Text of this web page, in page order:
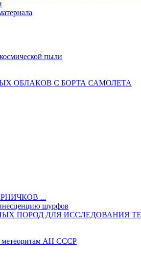
пыли
ОБЛАКОВ С БОРТА САМОЛЕТА
...
шурфов
ПОРОД ДЛЯ
метеоритам АН СССР